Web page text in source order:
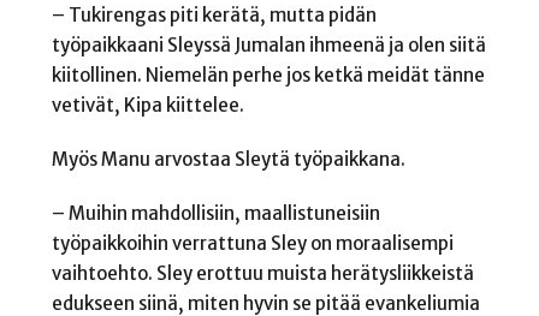
– Tukirengas piti kerätä, mutta pidän
työpaikkaani Sleyssä Jumalan ihmeenä ja olen siitä
kiitollinen. Niemelän perhe jos ketkä meidät tänne
vetivät, Kipa kiittelee.
Myös Manu arvostaa Sleytä työpaikkana.
– Muihin mahdollisiin, maallistuneisiin
työpaikkoihin verrattuna Sley on moraalisempi
vaihtoehto. Sley erottuu muista herätysliikkeistä
edukseen siinä, miten hyvin se pitää evankeliumia